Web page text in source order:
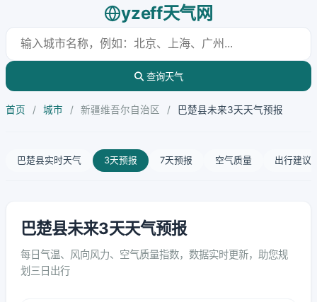
yzeff天气网
查询天气
首页 / 城市 / 新疆维吾尔自治区 / 巴楚县未来3天天气预报
巴楚县实时天气 3天预报 7天预报 空气质量 出行建议
巴楚县未来3天天气预报
每日气温、风向风力、空气质量指数，数据实时更新，助您规
划三日出行